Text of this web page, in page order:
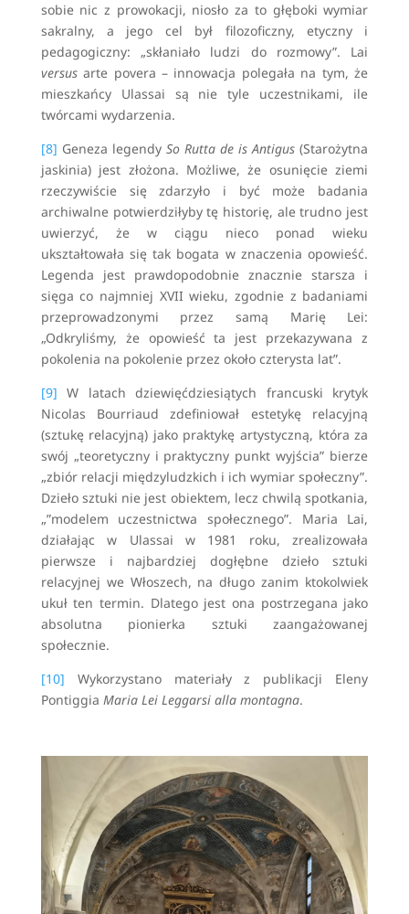
sobie nic z prowokacji, niosło za to głęboki wymiar
sakralny, a jego cel był filozoficzny, etyczny i
pedagogiczny: „skłaniało ludzi do rozmowy”. Lai
versusarte povera – innowacja polegała na tym, że
mieszkańcy Ulassai są nie tyle uczestnikami, ile
twórcami wydarzenia.
[8] Geneza legendy So Rutta de is Antigus (Starożytna
jaskinia) jest złożona. Możliwe, że osunięcie ziemi
rzeczywiście się zdarzyło i być może badania
archiwalne potwierdziłyby tę historię, ale trudno jest
uwierzyć, że w ciągu nieco ponad wieku
ukształtowała się tak bogata w znaczenia opowieść.
Legenda jest prawdopodobnie znacznie starsza i
sięga co najmniej XVII wieku, zgodnie z badaniami
przeprowadzonymi przez samą Marię Lei:
„Odkryliśmy, że opowieść ta jest przekazywana z
pokolenia na pokolenie przez około czterysta lat”.
[9] W latach dziewięćdziesiątych francuski krytyk
Nicolas Bourriaud zdefiniował estetykę relacyjną
(sztukę relacyjną) jako praktykę artystyczną, która za
swój „teoretyczny i praktyczny punkt wyjścia” bierze
„zbiór relacji międzyludzkich i ich wymiar społeczny”.
Dzieło sztuki nie jest obiektem, lecz chwilą spotkania,
„”modelem uczestnictwa społecznego”. Maria Lai,
działając w Ulassai w 1981 roku, zrealizowała
pierwsze i najbardziej dogłębne dzieło sztuki
relacyjnej we Włoszech, na długo zanim ktokolwiek
ukuł ten termin. Dlatego jest ona postrzegana jako
absolutna pionierka sztuki zaangażowanej
społecznie.
[10] Wykorzystano materiały z publikacji Eleny
Pontiggia Maria Lei Leggarsi alla montagna.